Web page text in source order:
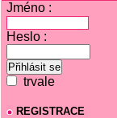
Jméno :
Heslo :
trvale
REGISTRACE